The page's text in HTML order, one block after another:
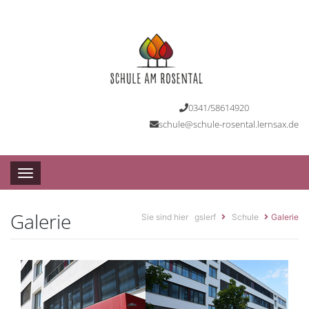
0341/58614920
schule@schule-rosental.lernsax.de
Toggle navigation
Galerie Sie sind hier gslerf Schule Galerie